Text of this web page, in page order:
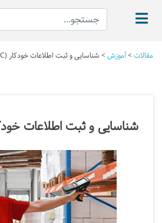
مقالات>آموزش> شناسایی و ثبت اطلاعات خودکار (AIDC) چیست؟
شناسایی و ثبت اطلاعات